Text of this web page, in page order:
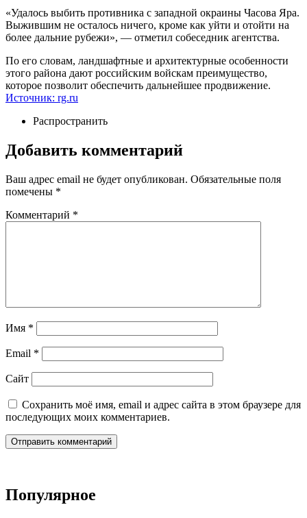
«Удалось выбить противника с западной окраины Часова Яра.
Выжившим не осталось ничего, кроме как уйти и отойти на
более дальние рубежи», — отметил собеседник агентства.
По его словам, ландшафтные и архитектурные особенности
этого района дают российским войскам преимущество,
которое позволит обеспечить дальнейшее продвижение.
Источник: rg.ru
Распространить
Добавить комментарий
Ваш адрес email не будет опубликован. Обязательные поля
помечены *
Комментарий *
Имя *
Email *
Сайт
Сохранить моё имя, email и адрес сайта в этом браузере для
последующих моих комментариев.
Популярное